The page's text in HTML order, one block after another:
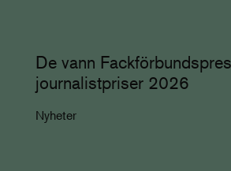
De vann
journalistpriser 2026
Nyheter